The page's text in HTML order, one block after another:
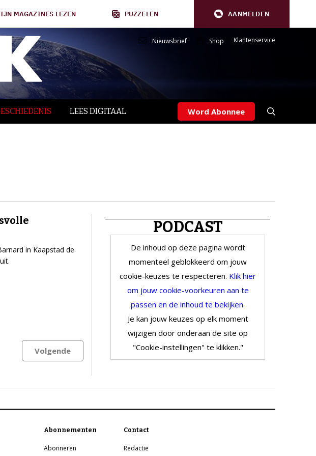
MAGAZINES LEZEN PUZZELEN AANMELDEN
Nieuwsbrief Shop Klantenservice
LEES DIGITAAL Word Abonnee
in Kaapstad de
Volgende
PODCAST
De inhoud op deze pagina wordt
momenteel geblokkeerd om jouw
cookie-keuzes te respecteren. Klik hier
om jouw cookie-voorkeuren aan te
passen en de inhoud te bekijken.
Je kan jouw keuzes op elk moment
wijzigen door onderaan de site op
"Cookie-instellingen" te klikken."
Abonnementen
Abonneren
Contact
Redactie